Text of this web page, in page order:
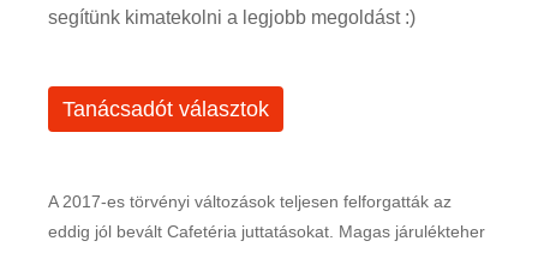
segítünk kimatekolni a legjobb megoldást :)
Tanácsadót választok
A 2017-es törvényi változások teljesen felforgatták az
eddig jól bevált Cafetéria juttatásokat. Magas járulékteher